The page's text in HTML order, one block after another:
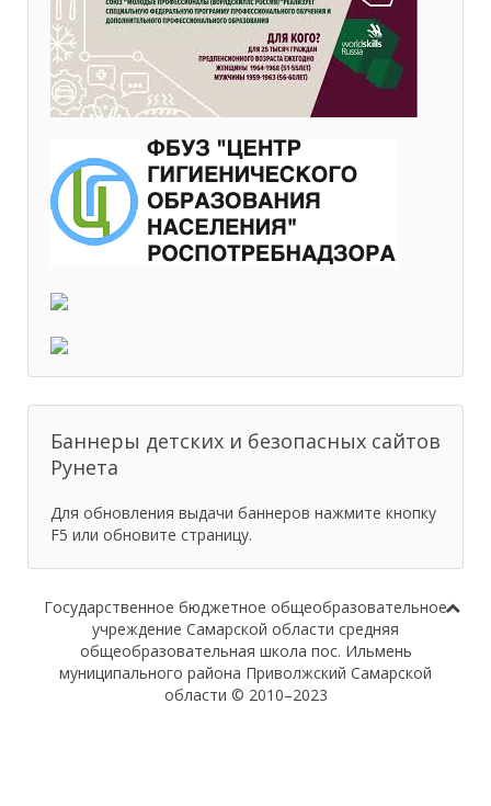
Баннеры детских и безопасных сайтов
Рунета
Для обновления выдачи баннеров нажмите кнопку
F5 или обновите страницу.
Государственное бюджетное общеобразовательное
учреждение Самарской области средняя
общеобразовательная школа пос. Ильмень
муниципального района Приволжский Самарской
области © 2010–2023